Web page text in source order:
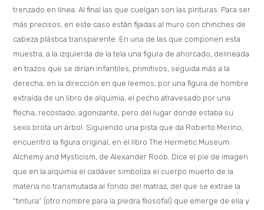
trenzado en línea. Al final las que cuelgan son las pinturas. Para ser
más precisos, en este caso están fijadas al muro con chinches de
cabeza plástica transparente. En una de las que componen esta
muestra, a la izquierda de la tela una figura de ahorcado, delineada
en trazos que se dirían infantiles, primitivos, seguida más a la
derecha, en la dirección en que leemos, por una figura de hombre
extraída de un libro de alquimia, el pecho atravesado por una
flecha, recostado, agonizante, pero del lugar donde estaba su
sexo brota un árbol. Siguiendo una pista que da Roberto Merino,
encuentro la figura original, en el libro The Hermetic Museum:
Alchemy and Mysticism, de Alexander Roob. Dice el pie de imagen
que en la alquimia el cadáver simboliza el cuerpo muerto de la
materia no transmutada al fondo del matraz, del que se extrae la
“tintura” (otro nombre para la piedra filosofal) que emerge de ella y